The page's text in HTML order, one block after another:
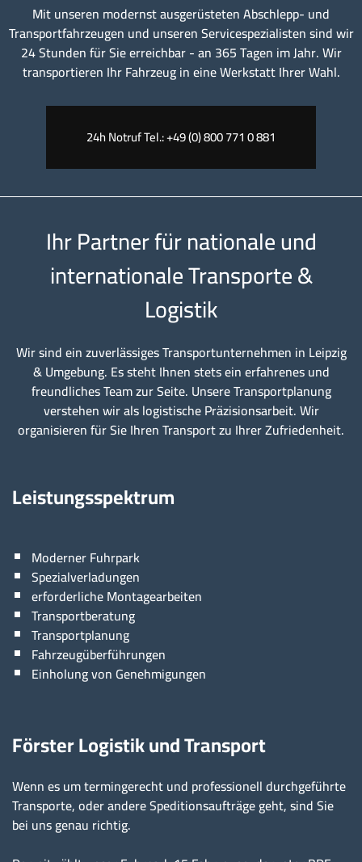
Mit unseren modernst ausgerüsteten Abschlepp- und
Transportfahrzeugen und unseren Servicespezialisten sind wir
24 Stunden für Sie erreichbar - an 365 Tagen im Jahr. Wir
transportieren Ihr Fahrzeug in eine Werkstatt Ihrer Wahl.
24h Notruf Tel.: +49 (0) 800 771 0 881
Ihr Partner für nationale und
internationale Transporte &
Logistik
Wir sind ein zuverlässiges Transportunternehmen in Leipzig
& Umgebung. Es steht Ihnen stets ein erfahrenes und
freundliches Team zur Seite. Unsere Transportplanung
verstehen wir als logistische Präzisionsarbeit. Wir
organisieren für Sie Ihren Transport zu Ihrer Zufriedenheit.
Leistungsspektrum
Moderner Fuhrpark
Spezialverladungen
erforderliche Montagearbeiten
Transportberatung
Transportplanung
Fahrzeugüberführungen
Einholung von Genehmigungen
Förster Logistik und Transport
Wenn es um termingerecht und professionell durchgeführte
Transporte, oder andere Speditionsaufträge geht, sind Sie
bei uns genau richtig.